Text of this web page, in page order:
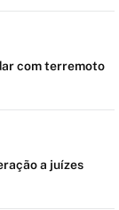
com terremoto
a juízes